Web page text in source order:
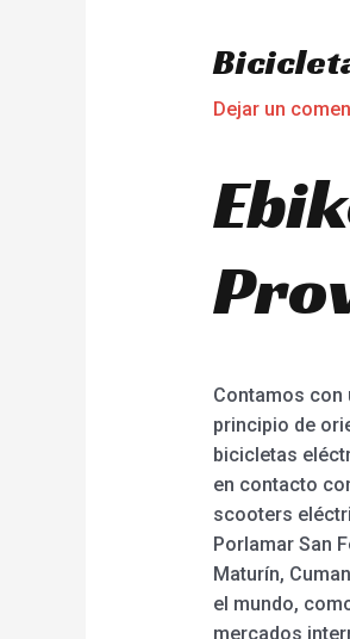
Dejar un
Contamos con
principio de
bicicletas
en contacto
scooters
Porlamar San
Maturín,
el mundo,
mercados